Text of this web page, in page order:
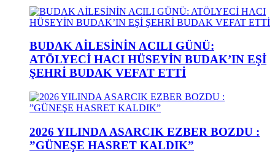
BUDAK AİLESİNİN ACILI GÜNÜ:
ATÖLYECİ HACI HÜSEYİN BUDAK’IN EŞİ
ŞEHRİ BUDAK VEFAT ETTİ
2026 YILINDA ASARCIK EZBER BOZDU :
”GÜNEŞE HASRET KALDIK”